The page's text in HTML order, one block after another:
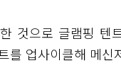
것으로 글램핑 텐
를 업사이클해 메신